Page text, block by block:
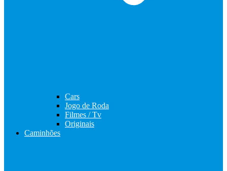
Cars
Jogo de Roda
Filmes / Tv
Originais
Caminhões